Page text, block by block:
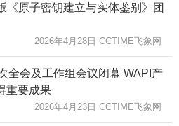
《原子密钥建立与实体鉴别》团
2026年4月28日 CCTIME飞象网
全会及工作组会议闭幕 WAPI产
重要成果
2026年4月23日 CCTIME飞象网